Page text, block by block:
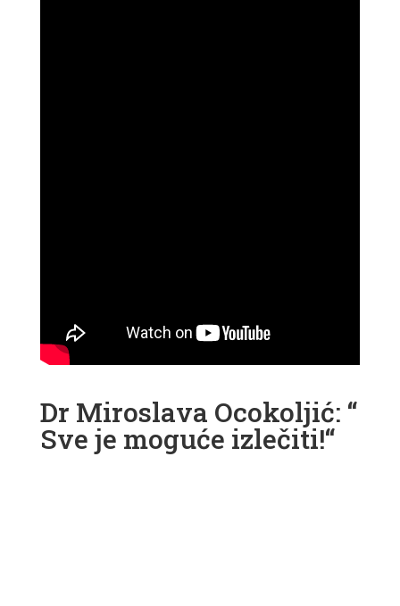
Dr Miroslava Ocokoljić: “
Sve je moguće izlečiti!“